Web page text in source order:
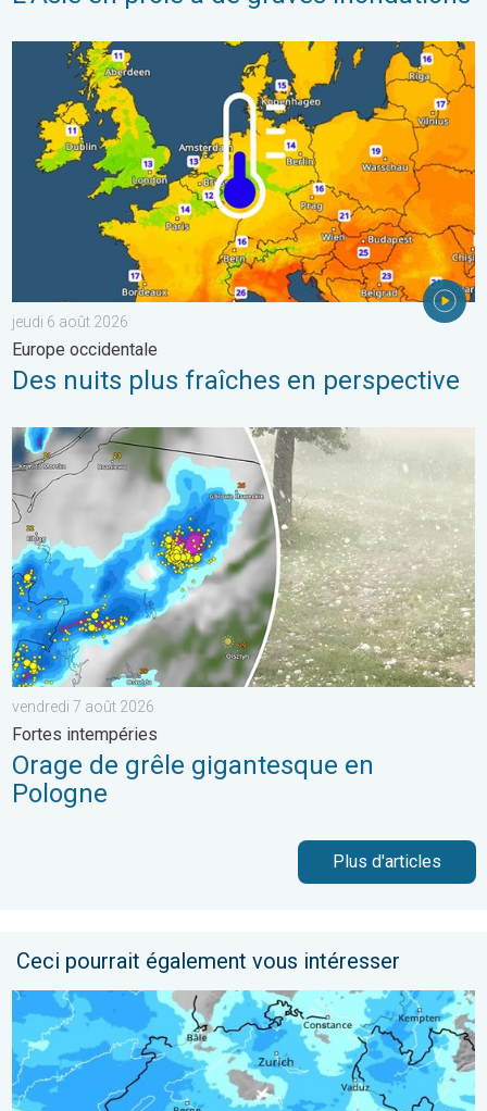
Des nuits plus fraîches en perspective. Europe occidentale. . .
jeudi 6 août 2026
Europe occidentale
Des nuits plus fraîches en perspective
Orage de grêle gigantesque en Pologne. Fortes intempéries.
vendredi 7 août 2026
Fortes intempéries
Orage de grêle gigantesque en
Pologne
Plus d'articles
Ceci pourrait également vous intéresser
Une perturbation arrive sur la Suisse. De la pluie au menu. . .